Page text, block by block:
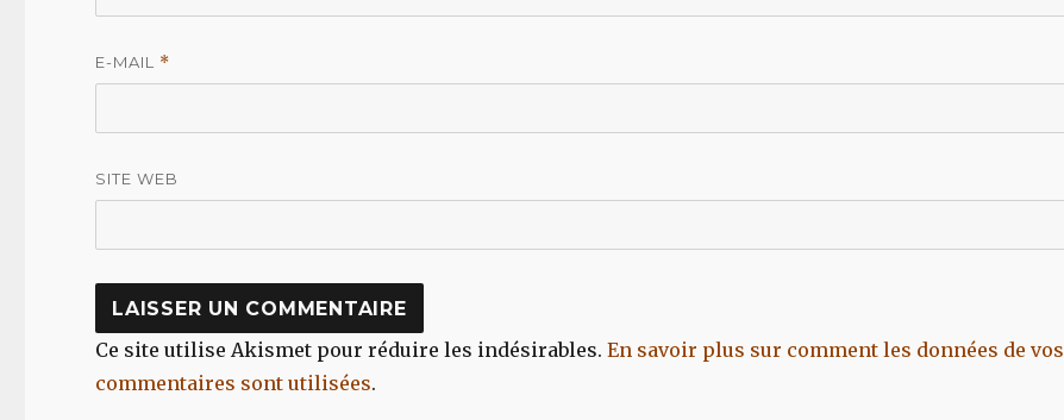
E-MAIL *
SITE WEB
Ce site utilise Akismet pour réduire les indésirables.En savoir plus sur comment les données de vos
commentaires sont utilisées.